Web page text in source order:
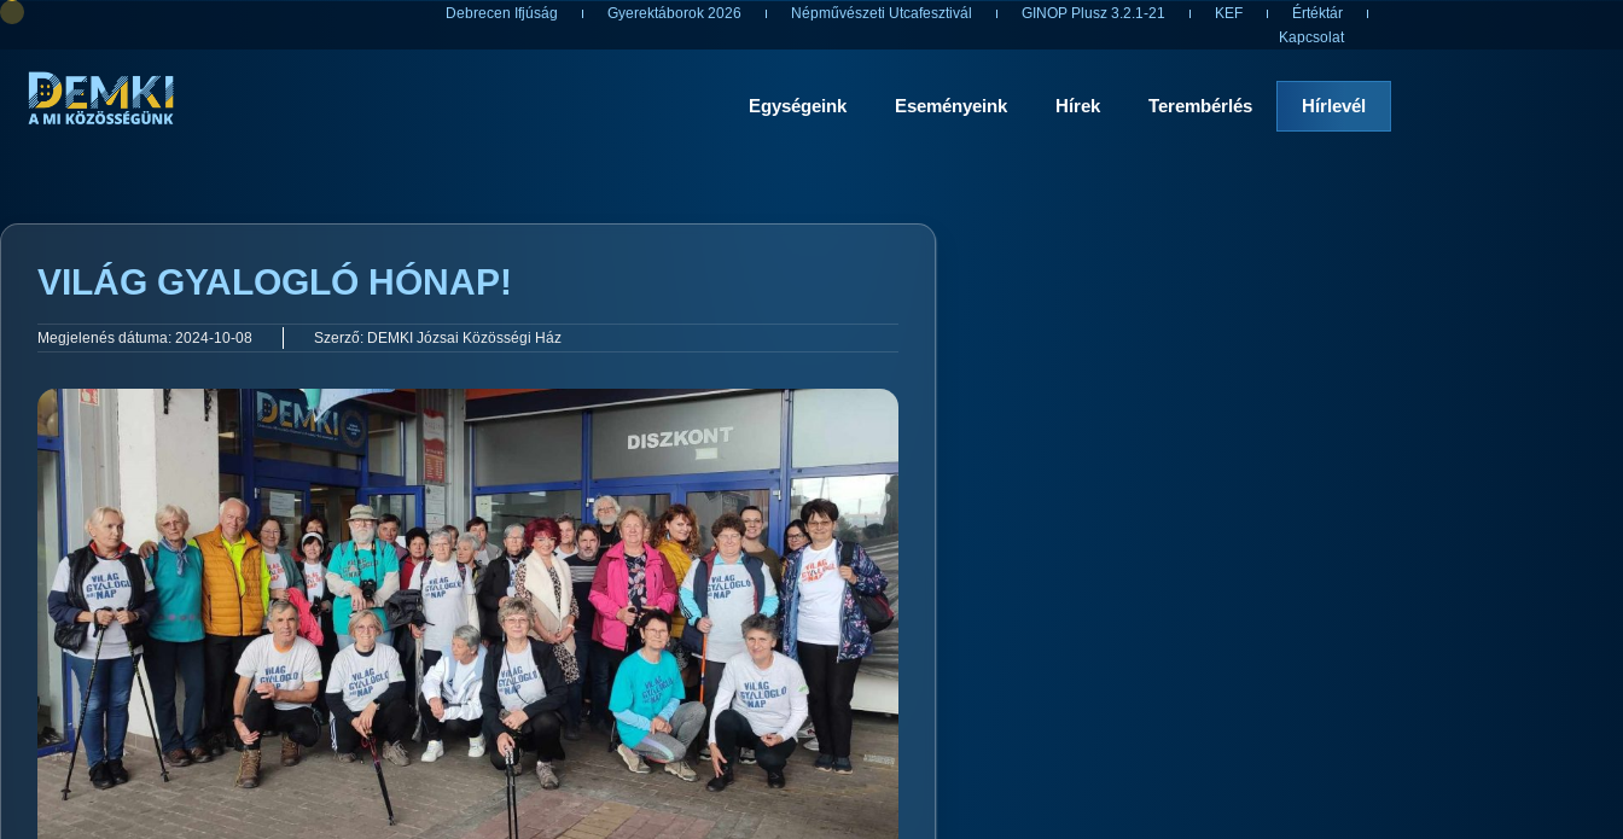
Debrecen Ifjúság Gyerektáborok 2026 Népművészeti Utcafesztivál GINOP Plusz 3.2.1-21 KEF
Értéktár
Kapcsolat
Egységeink Eseményeink Hírek Terembérlés Hírlevél
VILÁG GYALOGLÓ HÓNAP!
Megjelenés dátuma: 2024-10-08 Szerző: DEMKI Józsai Közösségi Ház